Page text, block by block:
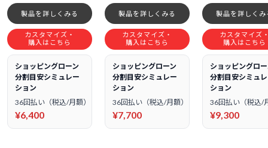
製品を詳しくみる
カスタマイズ・
購入はこちら
ショッピングローン
分割目安シミュレー
ション
36回払い（税込/月額）
¥6,400
製品を詳しくみる
カスタマイズ・
購入はこちら
ショッピングローン
分割目安シミュレー
ション
36回払い（税込/月額）
¥7,700
製品を詳しくみ
カスタマイズ
購入はこちら
ショッピングロ
分割目安シミュ
ション
36回払い（税込/
¥9,300